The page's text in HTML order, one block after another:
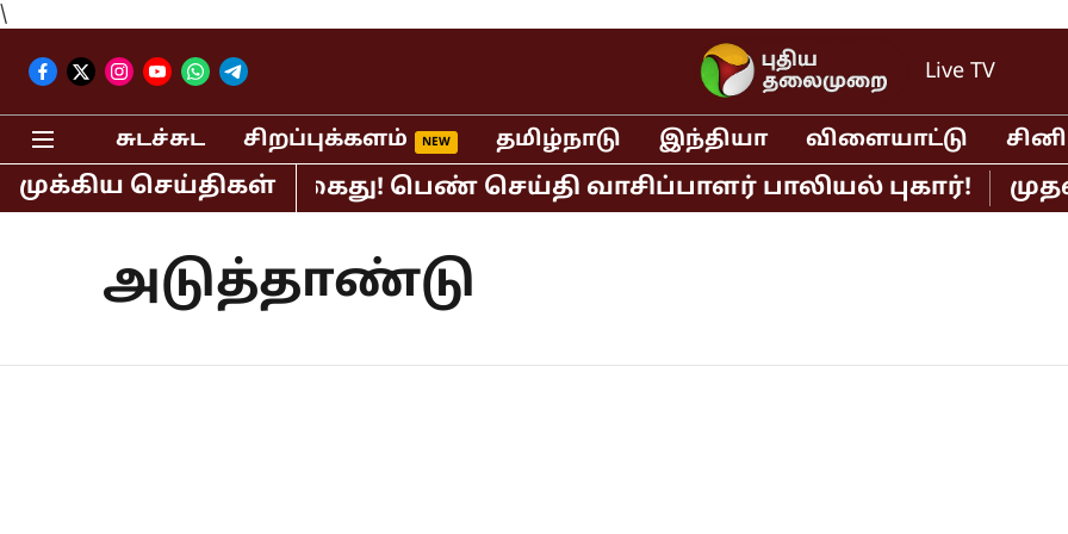
\
Live TV
சுடச்சுட சிறப்புக்களம் தமிழ்நாடு இந்தியா விளையாட்டு
முக்கிய செய்திகள்
பி.ஆர்.சுந்தர் கைது! பெண் செய்தி வாசிப்பாளர் பாலியல் புகார்!
அடுத்தாண்டு